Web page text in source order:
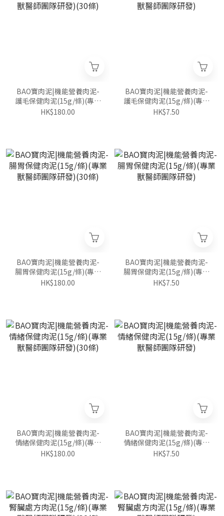
BAO寶肉泥|機能營養肉泥-
護毛保健肉泥(15g/條)(專業
獸醫師團隊研發)(30條)
HK$180.00
BAO寶肉泥|機能營養肉泥-
護毛保健肉泥(15g/條)(專業
獸醫師團隊研發)
HK$7.50
BAO寶肉泥|機能營養肉泥-
腸胃保健肉泥(15g/條)(專業
獸醫師團隊研發)(30條)
HK$180.00
BAO寶肉泥|機能營養肉泥-
腸胃保健肉泥(15g/條)(專業
獸醫師團隊研發)
HK$7.50
BAO寶肉泥|機能營養肉泥-
情緒保健肉泥(15g/條)(專業
獸醫師團隊研發)(30條)
HK$180.00
BAO寶肉泥|機能營養肉泥-
情緒保健肉泥(15g/條)(專業
獸醫師團隊研發)
HK$7.50